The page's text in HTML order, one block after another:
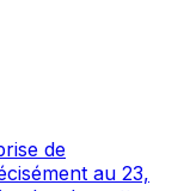
de
au 23,